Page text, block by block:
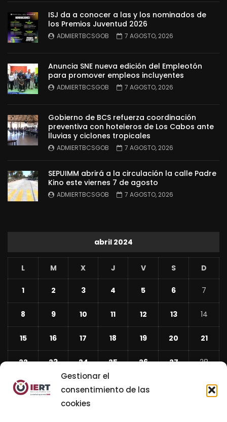
Gestionar el
consentimiento de las
cookies
ISJ da a conocer a las y los nominados de
los Premios Juventud 2026
ADMIERTBCSGOB 7 AGOSTO, 2026
Anuncia SNE nueva edición del Empleotón
para promover empleos incluyentes
ADMIERTBCSGOB 7 AGOSTO, 2026
Gobierno de BCS refuerza coordinación
preventiva con hoteleros de Los Cabos ante
lluvias y ciclones tropicales
ADMIERTBCSGOB 7 AGOSTO, 2026
SEPUIMM abrirá a la circulación la calle Padre
Kino este viernes 7 de agosto
ADMIERTBCSGOB 7 AGOSTO, 2026
abril 2024
L M X J V S D
1 2 3 4 5 6 7
8 9 10 11 12 13 14
15 16 17 18 19 20 21
22 23 24 25 26 27 28
29
30